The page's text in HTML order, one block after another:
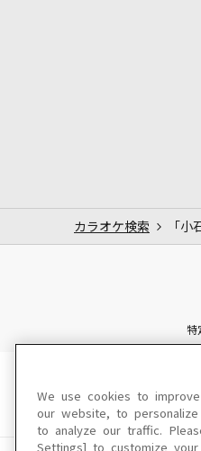
カラオケ検索 「小
特
We use cookies to
our website, to
to analyze our traffic.
Settings] to customize